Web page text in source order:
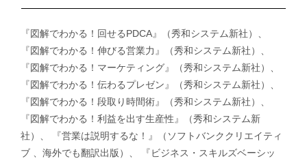
『図解でわかる！回せるPDCA』（秀和システム新社）、
『図解でわかる！伸びる営業力』（秀和システム新社）、
『図解でわかる！マーケティング』（秀和システム新社）、
『図解でわかる！伝わるプレゼン』（秀和システム新社）、
『図解でわかる！段取り時間術』（秀和システム新社）、
『図解でわかる！利益を出す生産性』（秀和システム新
社）、 『営業は説明するな！』（ソフトバンククリエイティ
ブ 、海外でも翻訳出版）、 『ビジネス・スキルズベーシッ